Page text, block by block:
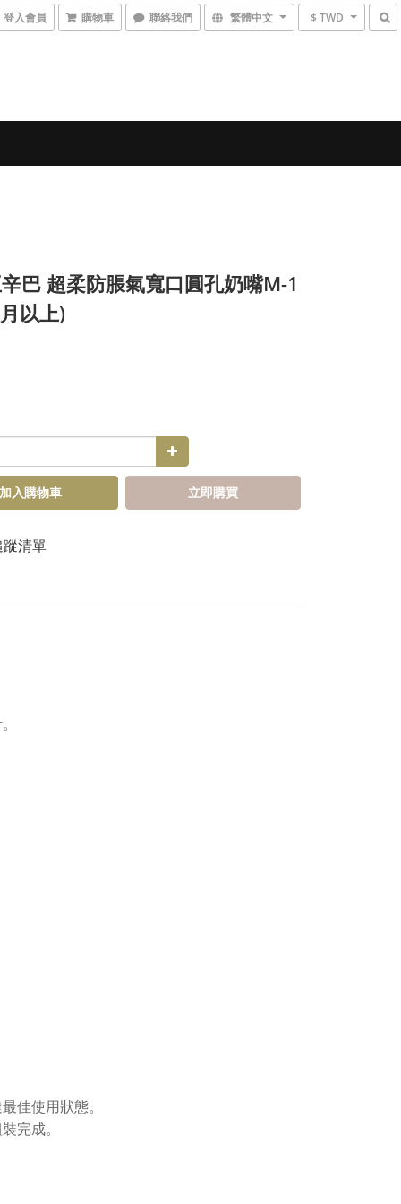
登入會員 購物車 聯絡我們 繁體中文 $ TWD
巴 超柔防脹氣寬口圓孔奶嘴M-1
以上)
加入購物車 立即購買
清單
佳使用狀態。
完成。